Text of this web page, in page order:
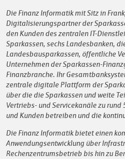
Die Finanz Informatik mit Sitz in
Digitalisierungspartner der
den Kunden des zentralen IT-
Sparkassen, sechs Landesbanken,
Landesbausparkassen, öffentliche
Unternehmen der Sparkassen-
Finanzbranche. Ihr
zentrale digitale Plattform der
über die die Sparkassen und weite
Vertriebs- und Servicekanäle zu
und Kunden betreiben und die
Die Finanz Informatik bietet einen
Anwendungsentwicklung über
Rechenzentrumsbetrieb bis hin zu